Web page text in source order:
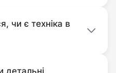
чи є техніка в
детальні